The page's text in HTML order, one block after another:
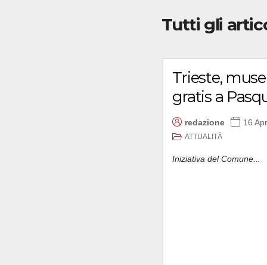
Tutti gli
Trieste,
gratis a
redazione 16
ATTUALITÀ
Iniziativa del Comune...